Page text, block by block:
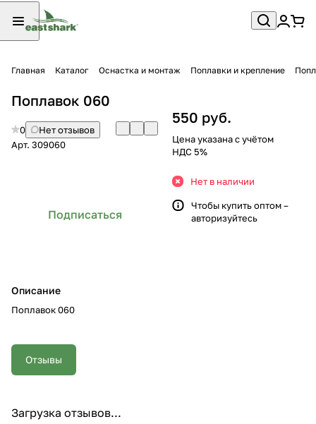
Главная Каталог Оснастка и монтаж Поплавки и крепление
Поплавок 060
0
Нет отзывов
Арт. 309060
Подписаться
Описание
Поплавок 060
550 руб.
Цена указана с учётом
НДС 5%
Нет в наличии
Чтобы купить оптом –
авторизуйтесь
Отзывы
Загрузка отзывов...